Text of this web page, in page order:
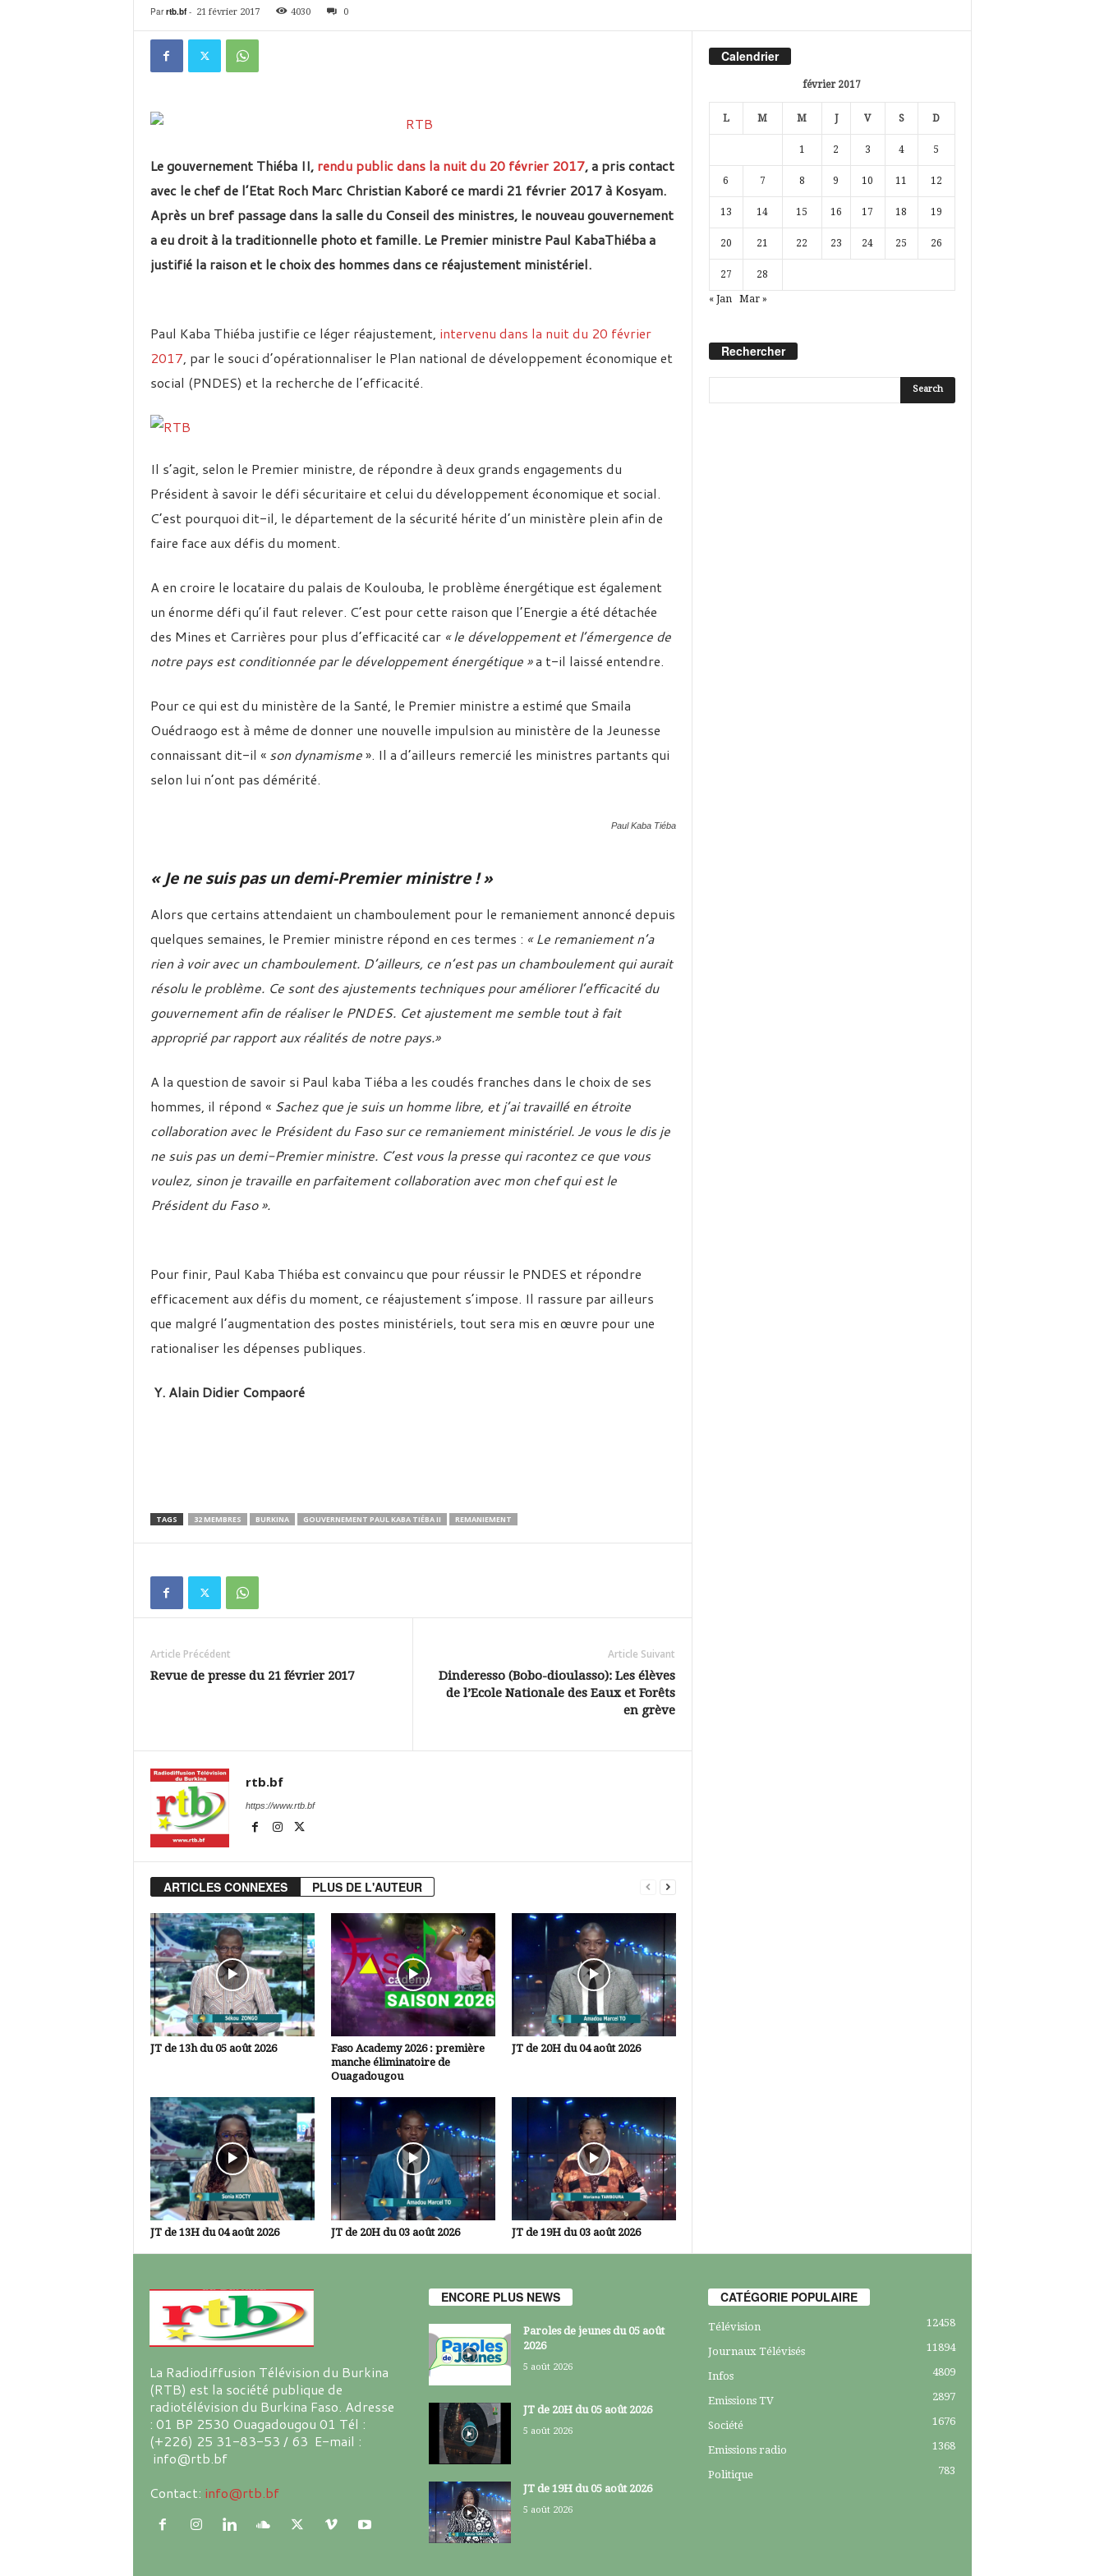
i
Par rtb.bf- 21 février 2017 4030 0
Le gouvernement Thiéba II, rendu public dans la nuit du 20 février 2017, a pris contact
avec le chef de l’Etat Roch Marc Christian Kaboré ce mardi 21 février 2017 à Kosyam.
Après un bref passage dans la salle du Conseil des ministres, le nouveau gouvernement
a eu droit à la traditionnelle photo et famille. Le Premier ministre Paul KabaThiéba a
justifié la raison et le choix des hommes dans ce réajustement ministériel.
Paul Kaba Thiéba justifie ce léger réajustement, intervenu dans la nuit du 20 février
2017, par le souci d’opérationnaliser le Plan national de développement économique et
social (PNDES) et la recherche de l’efficacité.
Il s’agit, selon le Premier ministre, de répondre à deux grands engagements du
Président à savoir le défi sécuritaire et celui du développement économique et social.
C’est pourquoi dit-il, le département de la sécurité hérite d’un ministère plein afin de
faire face aux défis du moment.
A en croire le locataire du palais de Koulouba, le problème énergétique est également
un énorme défi qu’il faut relever. C’est pour cette raison que l’Energie a été détachée
des Mines et Carrières pour plus d’efficacité car « le développement et l’émergence de
notre pays est conditionnée par le développement énergétique »a t-il laissé entendre.
Pour ce qui est du ministère de la Santé, le Premier ministre a estimé que Smaila
Ouédraogo est à même de donner une nouvelle impulsion au ministère de la Jeunesse
connaissant dit-il « son dynamisme». Il a d’ailleurs remercié les ministres partants qui
selon lui n’ont pas démérité.
Paul Kaba Tiéba
« Je ne suis pas un demi-Premier ministre ! »
Alors que certains attendaient un chamboulement pour le remaniement annoncé depuis
quelques semaines, le Premier ministre répond en ces termes : « Le remaniement n’a
rien à voir avec un chamboulement. D’ailleurs, ce n’est pas un chamboulement qui aurait
résolu le problème. Ce sont des ajustements techniques pour améliorer l’efficacité du
gouvernement afin de réaliser le PNDES. Cet ajustement me semble tout à fait
approprié par rapport aux réalités de notre pays.»
A la question de savoir si Paul kaba Tiéba a les coudés franches dans le choix de ses
hommes, il répond « Sachez que je suis un homme libre, et j’ai travaillé en étroite
collaboration avec le Président du Faso sur ce remaniement ministériel. Je vous le dis je
ne suis pas un demi-Premier ministre. C’est vous la presse qui racontez ce que vous
voulez, sinon je travaille en parfaitement collaboration avec mon chef qui est le
Président du Faso ».
Pour finir, Paul Kaba Thiéba est convaincu que pour réussir le PNDES et répondre
efficacement aux défis du moment, ce réajustement s’impose. Il rassure par ailleurs
que malgré l’augmentation des postes ministériels, tout sera mis en œuvre pour une
rationaliser les dépenses publiques.
Y. Alain Didier Compaoré
TAGS 32 MEMBRES BURKINA GOUVERNEMENT PAUL KABA TIÉBA II REMANIEMENT
Article Précédent
Revue de presse du 21 février 2017
Article Suivant
Dinderesso (Bobo-dioulasso): Les élèves
de l’Ecole Nationale des Eaux et Forêts
en grève
rtb.bf
https://www.rtb.bf
ARTICLES CONNEXES PLUS DE L'AUTEUR
JT de 13h du 05 août 2026
Faso Academy 2026 : première
manche éliminatoire de
Ouagadougou
JT de 20H du 04 août 2026
JT de 13H du 04 août 2026 JT de 20H du 03 août 2026 JT de 19H du 03 août 2026
Calendrier
février 2017
L M M J V S D
1 2 3 4 5
6 7 8 9 10 11 12
13 14 15 16 17 18 19
20 21 22 23 24 25 26
27 28
« Jan Mar »
Rechercher
La Radiodiffusion Télévision du Burkina
(RTB) est la société publique de
radiotélévision du Burkina Faso. Adresse
: 01 BP 2530 Ouagadougou 01 Tél :
(+226) 25 31-83-53 / 63 E-mail :
info@rtb.bf
Contact: info@rtb.bf
ENCORE PLUS NEWS
Paroles de jeunes du 05 août
2026
5 août 2026
JT de 20H du 05 août 2026
5 août 2026
JT de 19H du 05 août 2026
5 août 2026
CATÉGORIE POPULAIRE
Télévision 12458
Journaux Télévisés 11894
Infos 4809
Emissions TV 2897
Société 1676
Emissions radio 1368
Politique 783